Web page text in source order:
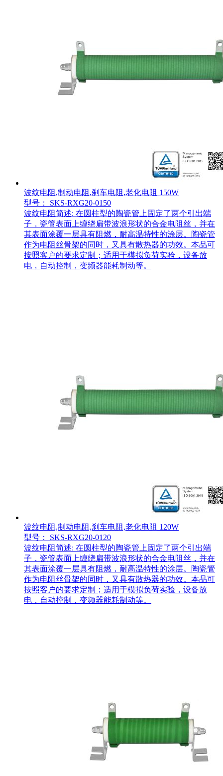
波纹电阻,制动电阻,刹车电阻,老化电阻 150W
型号： SKS-RXG20-0150
波纹电阻简述: 在圆柱型的陶瓷管上固定了两个引出端
子，瓷管表面上缠绕扁带波浪形状的合金电阻丝，并在
其表面涂覆一层具有阻燃，耐高温特性的涂层。陶瓷管
作为电阻丝骨架的同时，又具有散热器的功效。本品可
按照客户的要求定制；适用于模拟负荷实验，设备放
电，自动控制，变频器能耗制动等。
波纹电阻,制动电阻,刹车电阻,老化电阻 120W
型号： SKS-RXG20-0120
波纹电阻简述: 在圆柱型的陶瓷管上固定了两个引出端
子，瓷管表面上缠绕扁带波浪形状的合金电阻丝，并在
其表面涂覆一层具有阻燃，耐高温特性的涂层。陶瓷管
作为电阻丝骨架的同时，又具有散热器的功效。本品可
按照客户的要求定制；适用于模拟负荷实验，设备放
电，自动控制，变频器能耗制动等。